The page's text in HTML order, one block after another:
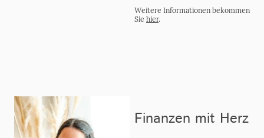
Weitere Informationen bekommen
Sie hier.
Finanzen mit Herz